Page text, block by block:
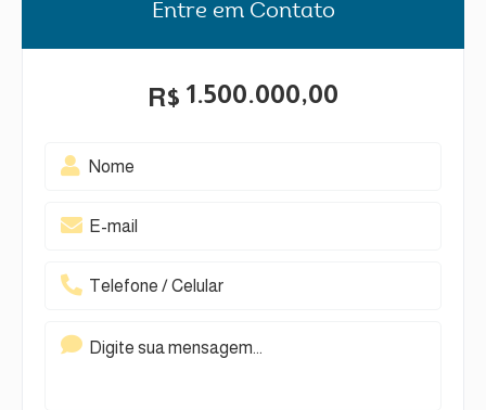
Entre em Contato
R$ 1.500.000,00